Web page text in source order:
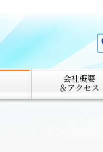
会社概要
＆アクセス